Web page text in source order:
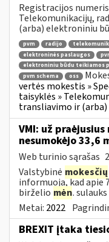
Registracijos
Telekomunikacijų,
(arba) elektroniniu
pvm radijo
elektroninės paslaugos
elektroniniu būdu teikiamos
pvm schema
oss
vertės mokestis »
taisyklės »
transliavimo ir
VMI: už
nesumokėjo 33,6
Web turinio sąrašas
Valstybinė mokesčių
informuoja, kad apie
birželio mėn.
Metai: 2022
BREXIT įtaka